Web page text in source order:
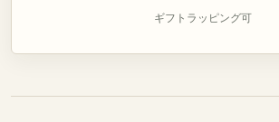
ツ
イ/
ギフトラッピング可